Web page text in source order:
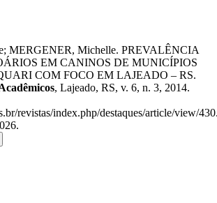
MERGENER, Michelle. PREVALÊNCIA
EM CANINOS DE MUNICÍPIOS
COM FOCO EM LAJEADO – RS.
, Lajeado, RS, v. 6, n. 3, 2014.
revistas/index.php/destaques/article/view/